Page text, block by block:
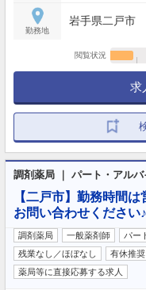
勤務地
岩手県二戸市
閲覧状況
求
調剤薬局 ｜ パート・アルバ
【二戸市】勤務時間
お問い合わせください♪
調剤薬局 一般薬剤師 パー
残業なし／ほぼなし
有休推奨
薬局等に直接応募する求人